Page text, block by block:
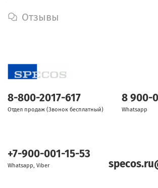
Отзывы
8-800-2017-617
Отдел продаж (Звонок бесплатный)
8 900-
Whatsapp
+7-900-001-15-53
Whatsapp, Viber